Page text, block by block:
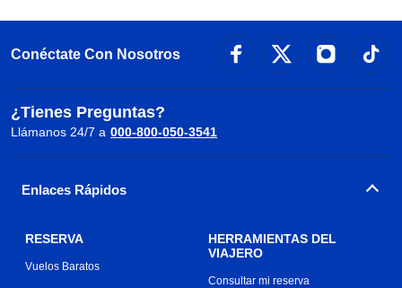
Conéctate Con Nosotros
¿Tienes Preguntas?
Llámanos 24/7 a 000-800-050-3541
Enlaces Rápidos
RESERVA
Vuelos Baratos
HERRAMIENTAS DEL
VIAJERO
Consultar mi reserva